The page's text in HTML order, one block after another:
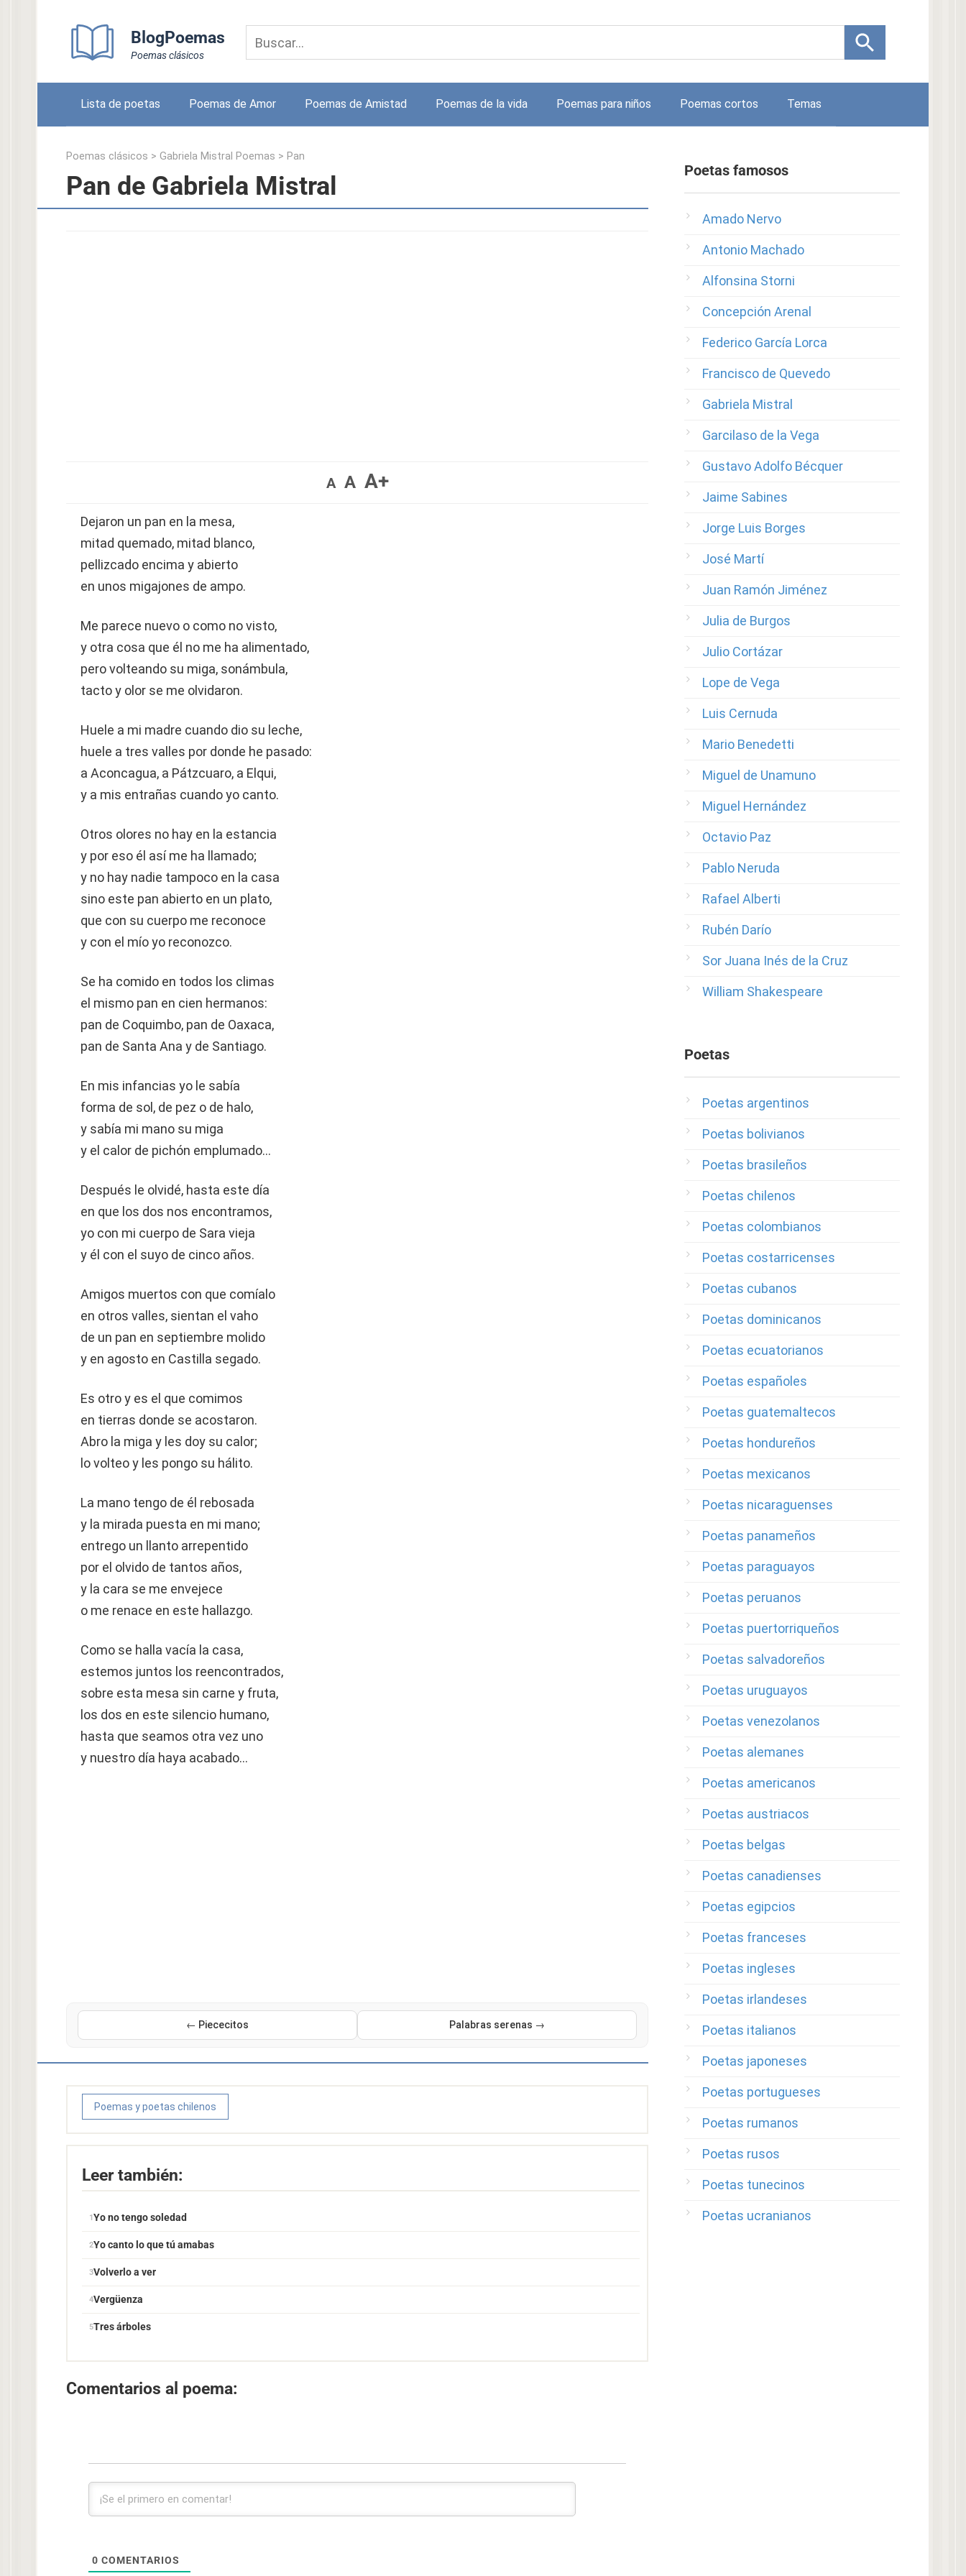
BlogPoemas
Poemas clásicos
Lista de poetas Poemas de Amor Poemas de Amistad Poemas de la vida Poemas para niños Poemas cortos Temas
Poemas clásicos > Gabriela Mistral Poemas > Pan
Pan de Gabriela Mistral
A A A+
Dejaron un pan en la mesa,
mitad quemado, mitad blanco,
pellizcado encima y abierto
en unos migajones de ampo.
Me parece nuevo o como no visto,
y otra cosa que él no me ha alimentado,
pero volteando su miga, sonámbula,
tacto y olor se me olvidaron.
Huele a mi madre cuando dio su leche,
huele a tres valles por donde he pasado:
a Aconcagua, a Pátzcuaro, a Elqui,
y a mis entrañas cuando yo canto.
Otros olores no hay en la estancia
y por eso él así me ha llamado;
y no hay nadie tampoco en la casa
sino este pan abierto en un plato,
que con su cuerpo me reconoce
y con el mío yo reconozco.
Se ha comido en todos los climas
el mismo pan en cien hermanos:
pan de Coquimbo, pan de Oaxaca,
pan de Santa Ana y de Santiago.
En mis infancias yo le sabía
forma de sol, de pez o de halo,
y sabía mi mano su miga
y el calor de pichón emplumado…
Después le olvidé, hasta este día
en que los dos nos encontramos,
yo con mi cuerpo de Sara vieja
y él con el suyo de cinco años.
Amigos muertos con que comíalo
en otros valles, sientan el vaho
de un pan en septiembre molido
y en agosto en Castilla segado.
Es otro y es el que comimos
en tierras donde se acostaron.
Abro la miga y les doy su calor;
lo volteo y les pongo su hálito.
La mano tengo de él rebosada
y la mirada puesta en mi mano;
entrego un llanto arrepentido
por el olvido de tantos años,
y la cara se me envejece
o me renace en este hallazgo.
Como se halla vacía la casa,
estemos juntos los reencontrados,
sobre esta mesa sin carne y fruta,
los dos en este silencio humano,
hasta que seamos otra vez uno
y nuestro día haya acabado…
← Piececitos Palabras serenas →
Poemas y poetas chilenos
Leer también:
Yo no tengo soledad
Yo canto lo que tú amabas
Volverlo a ver
Vergüenza
Tres árboles
Comentarios al poema:
0 COMENTARIOS
Poetas famosos
Amado Nervo
Antonio Machado
Alfonsina Storni
Concepción Arenal
Federico García Lorca
Francisco de Quevedo
Gabriela Mistral
Garcilaso de la Vega
Gustavo Adolfo Bécquer
Jaime Sabines
Jorge Luis Borges
José Martí
Juan Ramón Jiménez
Julia de Burgos
Julio Cortázar
Lope de Vega
Luis Cernuda
Mario Benedetti
Miguel de Unamuno
Miguel Hernández
Octavio Paz
Pablo Neruda
Rafael Alberti
Rubén Darío
Sor Juana Inés de la Cruz
William Shakespeare
Poetas
Poetas argentinos
Poetas bolivianos
Poetas brasileños
Poetas chilenos
Poetas colombianos
Poetas costarricenses
Poetas cubanos
Poetas dominicanos
Poetas ecuatorianos
Poetas españoles
Poetas guatemaltecos
Poetas hondureños
Poetas mexicanos
Poetas nicaraguenses
Poetas panameños
Poetas paraguayos
Poetas peruanos
Poetas puertorriqueños
Poetas salvadoreños
Poetas uruguayos
Poetas venezolanos
Poetas alemanes
Poetas americanos
Poetas austriacos
Poetas belgas
Poetas canadienses
Poetas egipcios
Poetas franceses
Poetas ingleses
Poetas irlandeses
Poetas italianos
Poetas japoneses
Poetas portugueses
Poetas rumanos
Poetas rusos
Poetas tunecinos
Poetas ucranianos